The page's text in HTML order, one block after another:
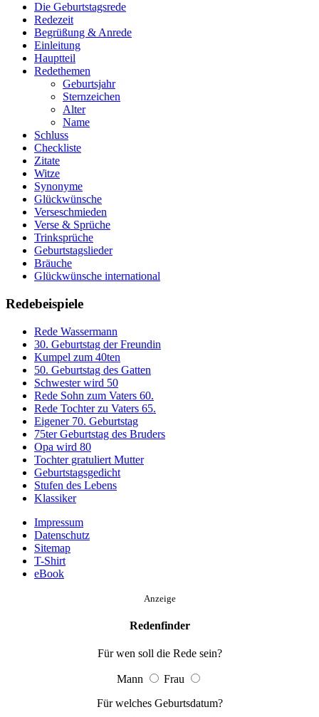
Die Geburtstagsrede
Redezeit
Begrüßung & Anrede
Einleitung
Hauptteil
Redethemen
Geburtsjahr
Sternzeichen
Alter
Name
Schluss
Checkliste
Zitate
Witze
Synonyme
Glückwünsche
Verseschmieden
Verse & Sprüche
Trinksprüche
Geburtstagslieder
Bräuche
Glückwünsche international
Redebeispiele
Rede Wassermann
30. Geburtstag der Freundin
Kumpel zum 40ten
50. Geburtstag des Gatten
Schwester wird 50
Rede Sohn zum Vaters 60.
Rede Tochter zu Vaters 65.
Eigener 70. Geburtstag
75ter Geburtstag des Bruders
Opa wird 80
Tochter gratuliert Mutter
Geburtstagsgedicht
Stufen des Lebens
Klassiker
Impressum
Datenschutz
Sitemap
T-Shirt
eBook
Anzeige
Redenfinder
Für wen soll die Rede sein?
Mann
Frau
Für welches Geburtsdatum?